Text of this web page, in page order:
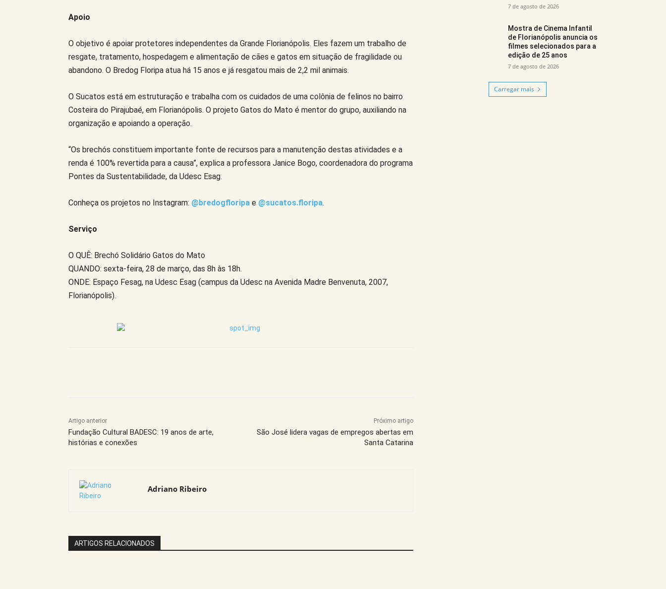
Apoio
O objetivo é apoiar protetores independentes da Grande Florianópolis. Eles fazem um trabalho de
resgate, tratamento, hospedagem e alimentação de cães e gatos em situação de fragilidade ou
abandono. O Bredog Floripa atua há 15 anos e já resgatou mais de 2,2 mil animais.
O Sucatos está em estruturação e trabalha com os cuidados de uma colônia de felinos no bairro
Costeira do Pirajubaé, em Florianópolis. O projeto Gatos do Mato é mentor do grupo, auxiliando na
organização e apoiando a operação.
“Os brechós constituem importante fonte de recursos para a manutenção destas atividades e a
renda é 100% revertida para a causa”, explica a professora Janice Bogo, coordenadora do programa
Pontes da Sustentabilidade, da Udesc Esag.
Conheça os projetos no Instagram: @bredogfloripa e @sucatos.floripa.
Serviço
O QUÊ: Brechó Solidário Gatos do Mato
QUANDO: sexta-feira, 28 de março, das 8h às 18h.
ONDE: Espaço Fesag, na Udesc Esag (campus da Udesc na Avenida Madre Benvenuta, 2007,
Florianópolis).
Artigo anterior
Fundação Cultural BADESC: 19 anos de arte,
histórias e conexões
Próximo artigo
São José lidera vagas de empregos abertas em
Santa Catarina
Adriano Ribeiro
ARTIGOS RELACIONADOS
7 de agosto de 2026
Mostra de Cinema Infantil
de Florianópolis anuncia os
filmes selecionados para a
edição de 25 anos
7 de agosto de 2026
Carregar mais